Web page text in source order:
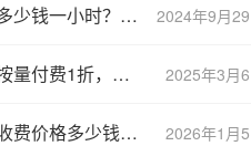
2024年9月
阿里云GPU服务器多少钱一小时？按小时收费价格在哪查询？
2025年3月
阿里云GPU服务器按量付费1折，最长100小时，关机时间算吗？
2026年1月
阿里云GPU服务器收费价格多少钱？2026年最新版收费清单